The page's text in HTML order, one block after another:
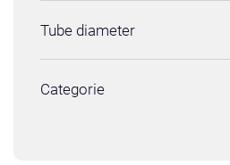
Tube diameter
Categorie